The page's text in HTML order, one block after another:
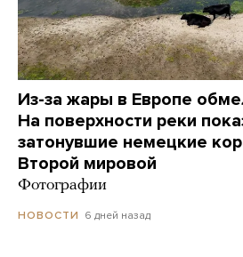
Из-за жары в Европе
На поверхности реки
затонувшие немецкие
Второй мировой
Фотографии
НОВОСТИ 6 дней назад